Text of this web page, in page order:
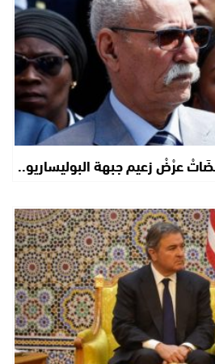
عرْضْ زعيم جبهة البوليساريو..